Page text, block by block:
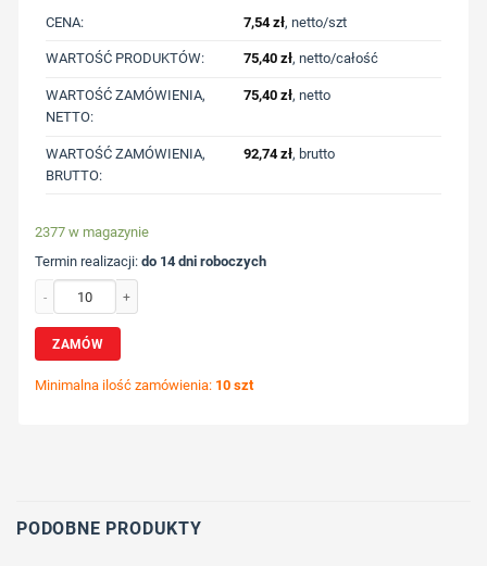
CENA:
7,54zł, netto/szt
WARTOŚĆ PRODUKTÓW: 75,40 zł, netto/całość
WARTOŚĆ ZAMÓWIENIA,
NETTO:
75,40 zł, netto
WARTOŚĆ ZAMÓWIENIA,
BRUTTO:
92,74zł, brutto
2377 w magazynie
Termin realizacji:do 14 dni roboczych
ZAMÓW
Minimalna ilość zamówienia: 10 szt
PODOBNE PRODUKTY